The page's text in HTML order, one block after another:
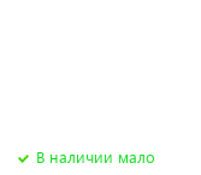
В наличии мало